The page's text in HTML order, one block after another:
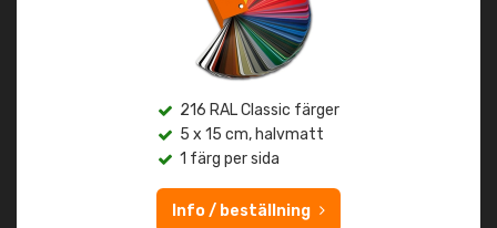
216 RAL Classic färger
5 x 15 cm, halvmatt
1 färg per sida
Info / beställning